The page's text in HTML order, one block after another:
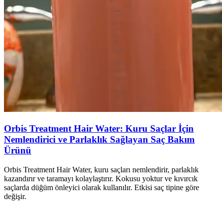
Orbis Treatment Hair Water: Kuru Saçlar İçin
Nemlendirici ve Parlaklık Sağlayan Saç Bakım
Ürünü
Orbis Treatment Hair Water, kuru saçları nemlendirir, parlaklık
kazandırır ve taramayı kolaylaştırır. Kokusu yoktur ve kıvırcık
saçlarda düğüm önleyici olarak kullanılır. Etkisi saç tipine göre
değişir.